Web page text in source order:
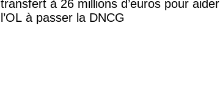
transfert à 26 millions d’euros pour aider
l’OL à passer la DNCG